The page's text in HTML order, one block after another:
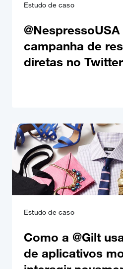
Estudo de caso
campanha de
diretas no Twitter
Estudo de caso
Como a @Gilt
de aplicativos